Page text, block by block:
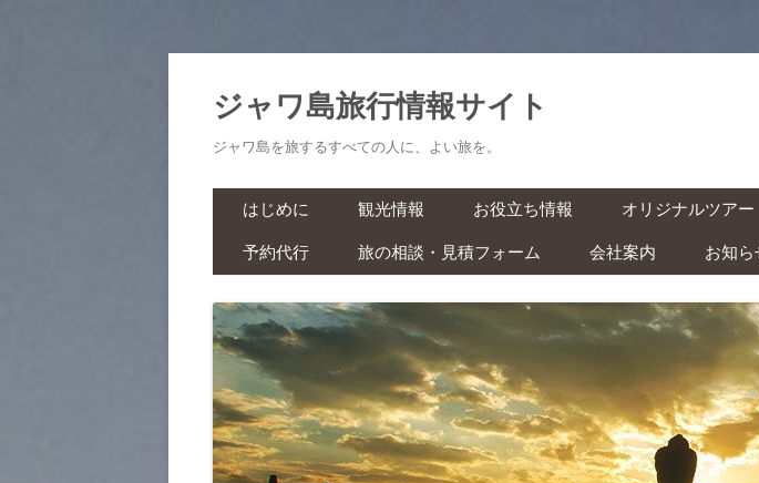
ジャワ島旅行情報サイト
ジャワ島を旅するすべての人に、よい旅を。
ン
ツ
へ
キ
ッ
プ
はじめに 観光情報 お役立ち情報
基本情報
旅の準備 ‐ ビザ・気候・時差 ‐
生 ‐
快適な旅のために ‐ トイレ・
お風呂・虫対策 ‐
オリジナルツアー
予約代行
ラーマーヤナ舞踊ショー・ワ
ヤンクリ・イベント・マラソ
ン
スパ・マッサージ
旅の相談・見積フォーム 会社案内 お知ら
ト カ
学生
子ど